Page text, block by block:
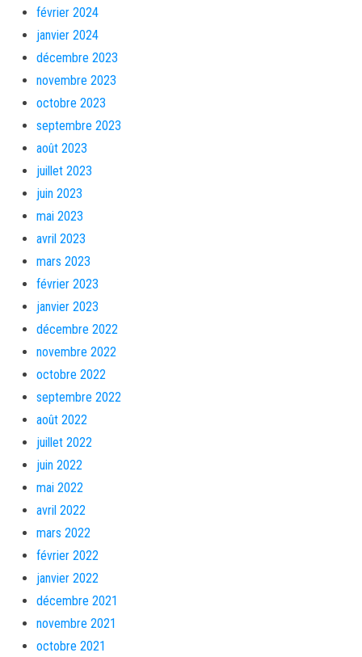
février 2024
janvier 2024
décembre 2023
novembre 2023
octobre 2023
septembre 2023
août 2023
juillet 2023
juin 2023
mai 2023
avril 2023
mars 2023
février 2023
janvier 2023
décembre 2022
novembre 2022
octobre 2022
septembre 2022
août 2022
juillet 2022
juin 2022
mai 2022
avril 2022
mars 2022
février 2022
janvier 2022
décembre 2021
novembre 2021
octobre 2021